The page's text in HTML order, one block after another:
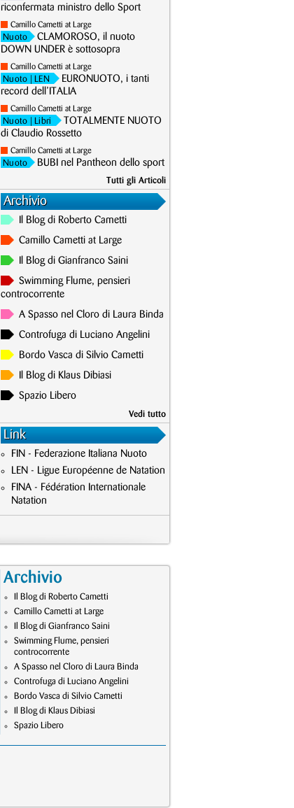
riconfermata ministro dello Sport
Camillo Cametti at Large
Nuoto
CLAMOROSO, il nuoto
DOWN UNDER è sottosopra
Camillo Cametti at Large
Nuoto | LEN
EURONUOTO, i tanti
record dell’ITALIA
Camillo Cametti at Large
Nuoto | Libri
TOTALMENTE NUOTO
di Claudio Rossetto
Camillo Cametti at Large
Nuoto BUBI nel Pantheon dello sport
Tutti gli Articoli
Archivio
Il Blog di Roberto Cametti
Camillo Cametti at Large
Il Blog di Gianfranco Saini
Swimming Flume, pensieri
controcorrente
A Spasso nel Cloro di Laura Binda
Controfuga di Luciano Angelini
Bordo Vasca di Silvio Cametti
Il Blog di Klaus Dibiasi
Spazio Libero
Vedi tutto
Link
FIN - Federazione Italiana Nuoto
LEN - Ligue Européenne de Natation
FINA - Fédération Internationale
Natation
Archivio
Il Blog di Roberto Cametti
Camillo Cametti at Large
Il Blog di Gianfranco Saini
Swimming Flume, pensieri
controcorrente
A Spasso nel Cloro di Laura Binda
Controfuga di Luciano Angelini
Bordo Vasca di Silvio Cametti
Il Blog di Klaus Dibiasi
Spazio Libero